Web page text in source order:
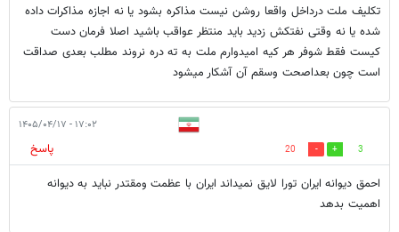
تکلیف ملت درداخل واقعا روشن نیست مذاکره بشود یا نه اجازه مذاکرات داده
شده یا نه وقتی نفتکش زدید باید منتظر عواقب باشید اصلا فرمان دست
کیست فقط شوفر هر کیه امیدوارم ملت به ته دره نروند مطلب بعدی صداقت
است چون بعداصحت وسقم آن آشکار میشود
۱۷:۰۲ - ۱۴۰۵/۰۴/۱۷
3
20
پاسخ
احمق دیوانه ایران تورا لایق نمیداند ایران با عظمت ومقتدر نباید به دیوانه
اهمیت بدهد